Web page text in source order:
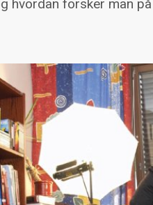
hvordan forsker man